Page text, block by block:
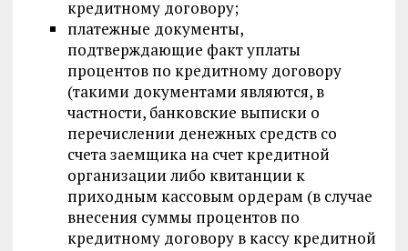
кредитному договору;
платежные документы,
подтверждающие факт уплаты
процентов по кредитному договору
(такими документами являются, в
частности, банковские выписки о
перечислении денежных средств со
счета заемщика на счет кредитной
организации либо квитанции к
приходным кассовым ордерам (в случае
внесения суммы процентов по
кредитному договору в кассу кредитной